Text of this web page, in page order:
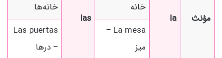
مؤنث la
خانه
las
خانه‌ها
La mesa –
میز
Las puertas
– درها